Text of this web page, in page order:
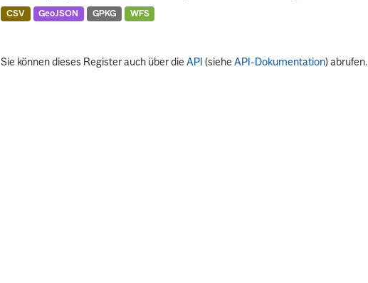
CSV GeoJSON GPKG WFS
Sie können dieses Register auch über dieAPI (sieheAPI-Dokumentation) abrufen.